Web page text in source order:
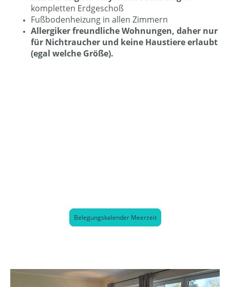
kompletten Erdgeschoß
Fußbodenheizung in allen Zimmern
Allergiker freundliche Wohnungen, daher nur
für Nichtraucher und keine Haustiere erlaubt
(egal welche Größe).
Belegungskalender Meerzeit